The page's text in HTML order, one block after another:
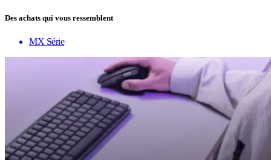
Des achats qui vous ressemblent
MX Série